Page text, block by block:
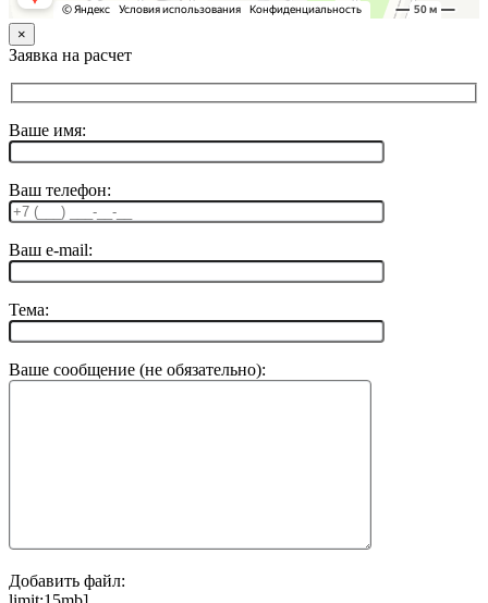
×
Заявка на расчет
Ваше имя:
Ваш телефон:
Ваш e-mail:
Тема:
Ваше сообщение (не обязательно):
Добавить файл: